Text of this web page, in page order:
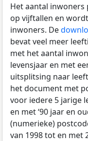
Het aantal
op vijftallen en
inwoners. De
bevat veel meer
met het aantal
levensjaar en met
uitsplitsing naar
het document met
voor iedere 5 jarige
en met ‘90 jaar en
(numerieke)
van 1998 tot en met